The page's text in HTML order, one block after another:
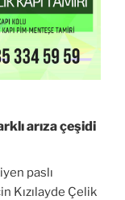
arıza çeşidi
paslı
Kızılayde Çelik